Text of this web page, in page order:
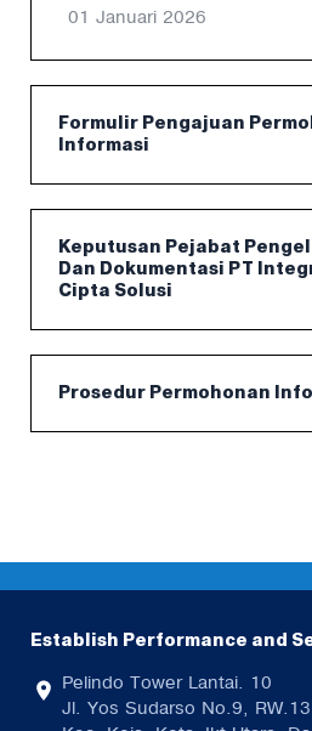
01 Januari 2026
Formulir Pengajuan
Informasi
Keputusan Pejabat
Dan Dokumentasi PT
Cipta Solusi
Prosedur Permohonan
Establish Performance and
Pelindo Tower Lantai. 10
Jl. Yos Sudarso No.9,